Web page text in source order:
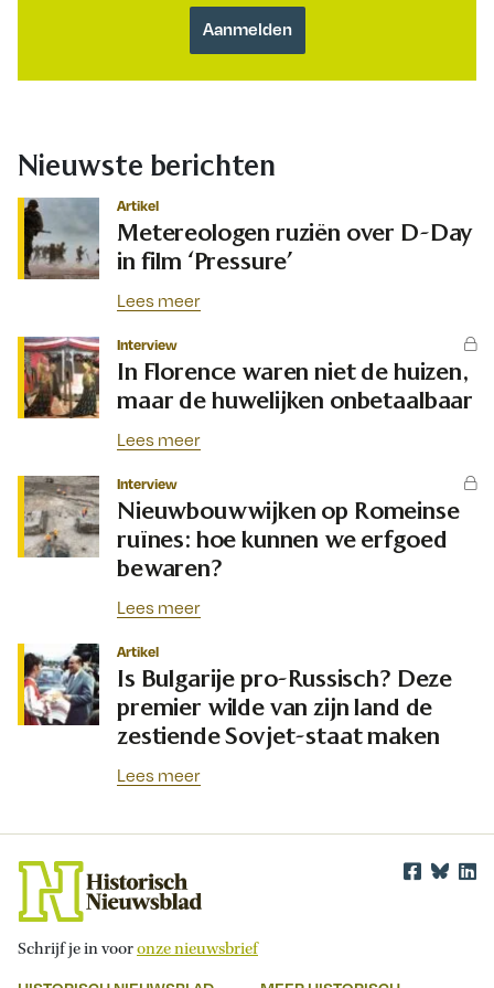
Nieuwste berichten
Artikel
Metereologen ruziën over D-Day
in film ‘Pressure’
Lees meer
Interview
In Florence waren niet de huizen,
maar de huwelijken onbetaalbaar
Lees meer
Interview
Nieuwbouwwijken op Romeinse
ruïnes: hoe kunnen we erfgoed
bewaren?
Lees meer
Artikel
Is Bulgarije pro-Russisch? Deze
premier wilde van zijn land de
zestiende Sovjet-staat maken
Lees meer
Schrijf je in vooronze nieuwsbrief